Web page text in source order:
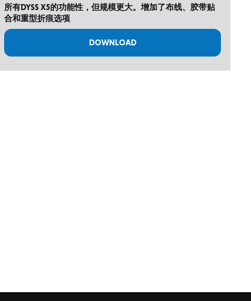
所有DYSS X5的功能性，但规模更大。增加了布线、胶带贴
合和重型折痕选项
DOWNLOAD